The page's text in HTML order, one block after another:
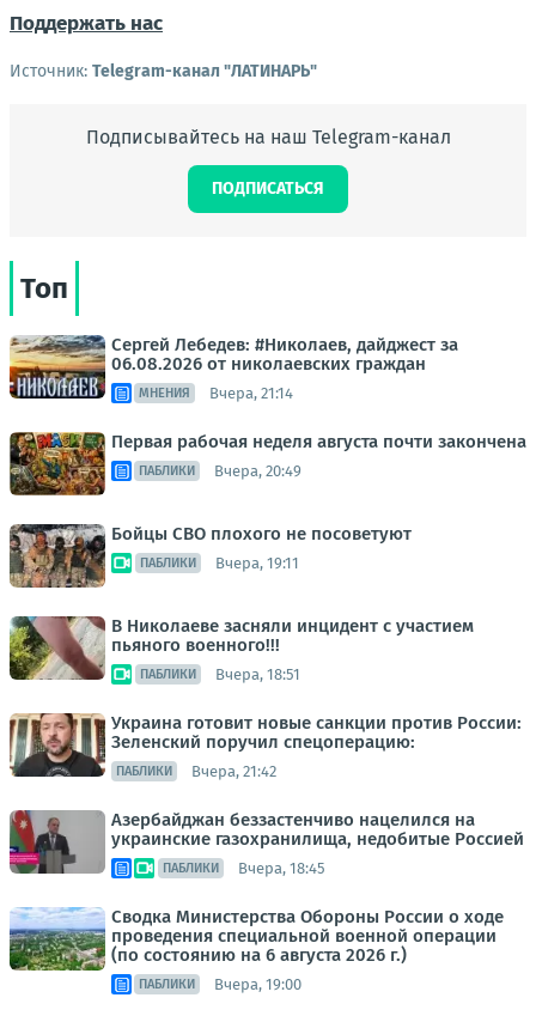
Поддержать нас
Источник: Telegram-канал "ЛАТИНАРЬ"
Подписывайтесь на наш Telegram-канал
ПОДПИСАТЬСЯ
Топ
Сергей Лебедев: #Николаев, дайджест за
06.08.2026 от николаевских граждан
МНЕНИЯ Вчера, 21:14
Первая рабочая неделя августа почти закончена
ПАБЛИКИ Вчера, 20:49
Бойцы СВО плохого не посоветуют
ПАБЛИКИ Вчера, 19:11
В Николаеве засняли инцидент с участием
пьяного военного!!!
ПАБЛИКИ Вчера, 18:51
Украина готовит новые санкции против России:
Зеленский поручил спецоперацию:
ПАБЛИКИ Вчера, 21:42
Азербайджан беззастенчиво нацелился на
украинские газохранилища, недобитые Россией
ПАБЛИКИ Вчера, 18:45
Сводка Министерства Обороны России о ходе
проведения специальной военной операции
(по состоянию на 6 августа 2026 г.)
ПАБЛИКИ Вчера, 19:00